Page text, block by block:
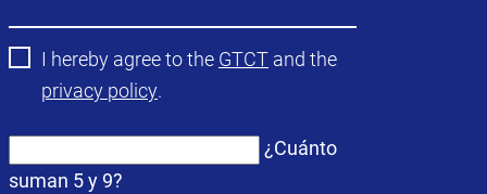
I hereby agree to the GTCT and the
privacy policy.
¿Cuánto
suman 5 y 9?